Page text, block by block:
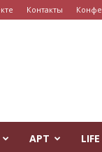
Контакты
АРТ